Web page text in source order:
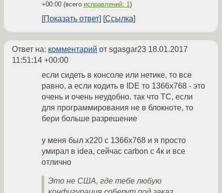
+00:00 (всего исправлений: 1)
Показать ответ Ссылка
Ответ на: комментарий от sgasgar23 18.01.2017
11:51:14 +00:00
если сидеть в консоле или нетике, то все
равно, а если кодить в IDE то 1366x768 - это
очень и очень неудобно. так что ТС, если
для программирования не в блокноте, то
бери больше разрешение
у меня был x220 с 1366x768 и я просто
умирал в idea, сейчас carbon с 4к и все
отлично
Это не США, где тебе любую